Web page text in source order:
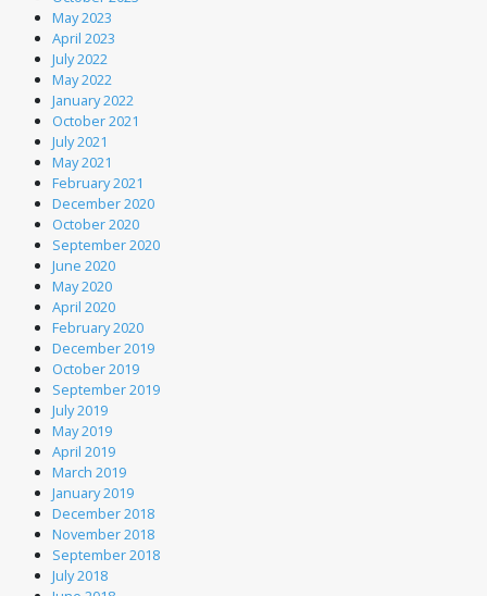
May 2023
April 2023
July 2022
May 2022
January 2022
October 2021
July 2021
May 2021
February 2021
December 2020
October 2020
September 2020
June 2020
May 2020
April 2020
February 2020
December 2019
October 2019
September 2019
July 2019
May 2019
April 2019
March 2019
January 2019
December 2018
November 2018
September 2018
July 2018